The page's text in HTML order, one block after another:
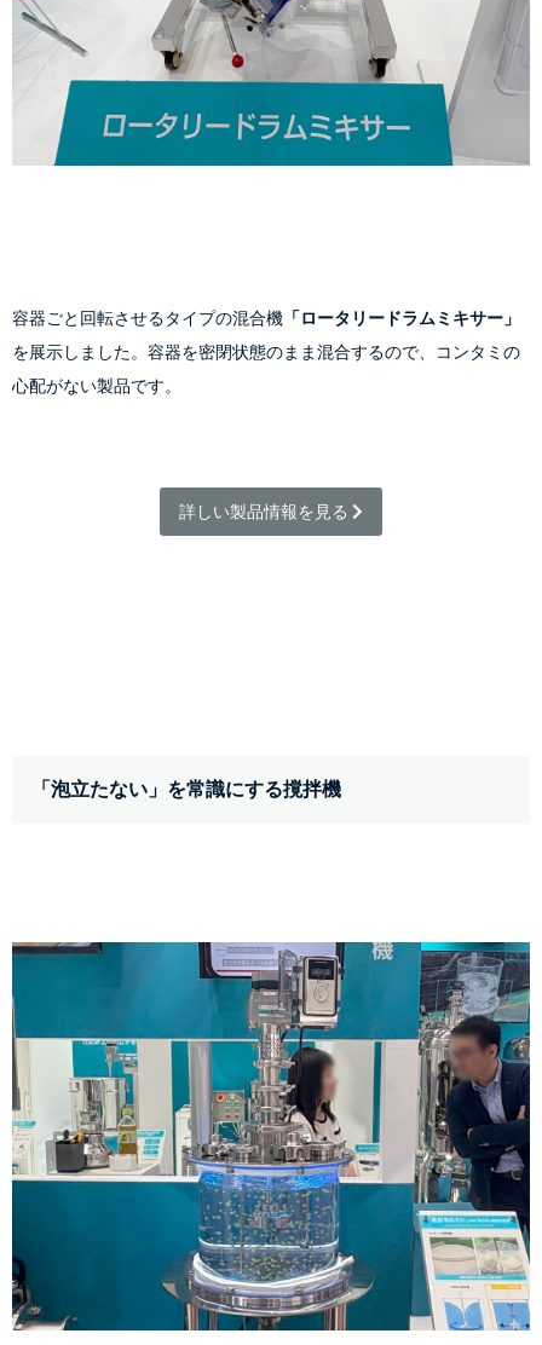
容器ごと回転させるタイプの混合機 「ロータリードラムミキサー」
を展示しました。容器を密閉状態のまま混合するので、コンタミの
心配がない製品です。
詳しい製品情報を見る
「泡立たない」を常識にする撹拌機